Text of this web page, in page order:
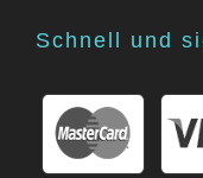
Schnell und